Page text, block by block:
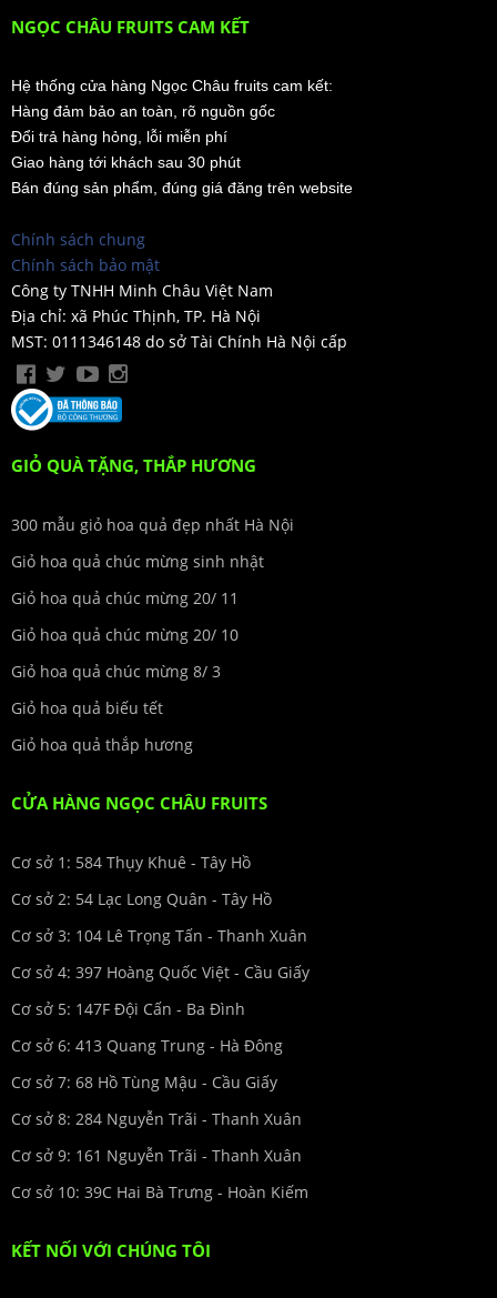
NGỌC CHÂU FRUITS CAM KẾT
Hệ thống cửa hàng Ngọc Châu fruits cam kết:
Hàng đảm bảo an toàn, rõ nguồn gốc
Đổi trả hàng hỏng, lỗi miễn phí
Giao hàng tới khách sau 30 phút
Bán đúng sản phẩm, đúng giá đăng trên website
Chính sách chung
Chính sách bảo mật
Công ty TNHH Minh Châu Việt Nam
Địa chỉ: xã Phúc Thịnh, TP. Hà Nội
MST: 0111346148 do sở Tài Chính Hà Nội cấp
GIỎ QUÀ TẶNG, THẮP HƯƠNG
300 mẫu giỏ hoa quả đẹp nhất Hà Nội
Giỏ hoa quả chúc mừng sinh nhật
Giỏ hoa quả chúc mừng 20/ 11
Giỏ hoa quả chúc mừng 20/ 10
Giỏ hoa quả chúc mừng 8/ 3
Giỏ hoa quả biếu tết
Giỏ hoa quả thắp hương
CỬA HÀNG NGỌC CHÂU FRUITS
Cơ sở 1: 584 Thụy Khuê - Tây Hồ
Cơ sở 2: 54 Lạc Long Quân - Tây Hồ
Cơ sở 3: 104 Lê Trọng Tấn - Thanh Xuân
Cơ sở 4: 397 Hoàng Quốc Việt - Cầu Giấy
Cơ sở 5: 147F Đội Cấn - Ba Đình
Cơ sở 6: 413 Quang Trung - Hà Đông
Cơ sở 7: 68 Hồ Tùng Mậu - Cầu Giấy
Cơ sở 8: 284 Nguyễn Trãi - Thanh Xuân
Cơ sở 9: 161 Nguyễn Trãi - Thanh Xuân
Cơ sở 10: 39C Hai Bà Trưng - Hoàn Kiếm
KẾT NỐI VỚI CHÚNG TÔI